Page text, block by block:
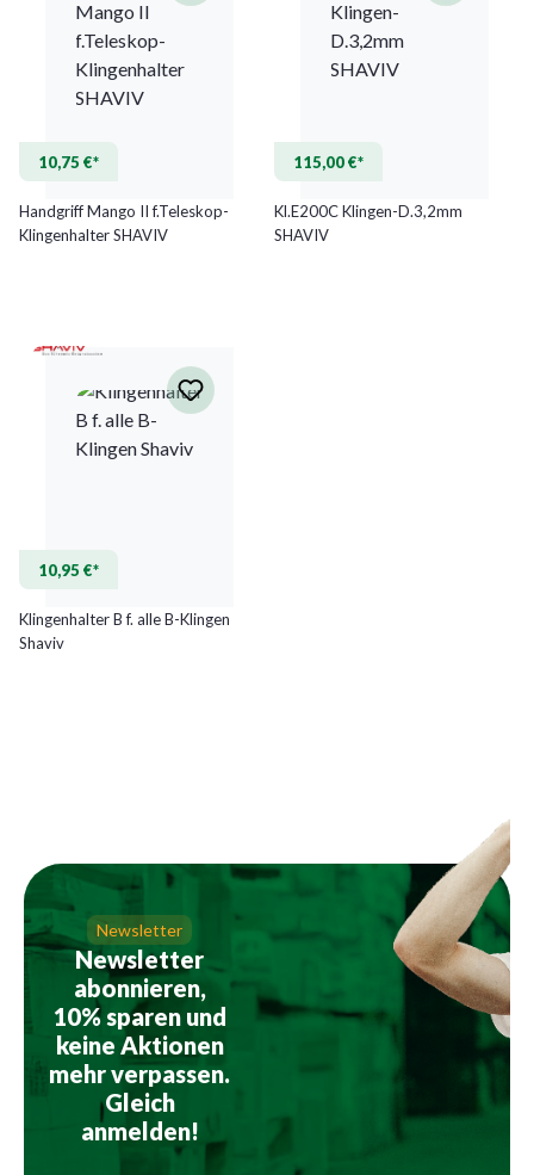
10,75 €*
Handgriff Mango II f.Teleskop-
Klingenhalter SHAVIV
115,00 €*
Kl.E200C Klingen-D.3,2mm
SHAVIV
10,95 €*
Klingenhalter B f. alle B-Klingen
Shaviv
Newsletter
Newsletter
abonnieren,
10% sparen und
keine Aktionen
mehr verpassen.
Gleich
anmelden!